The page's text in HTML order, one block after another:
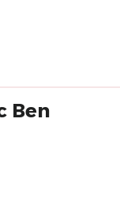
Ben